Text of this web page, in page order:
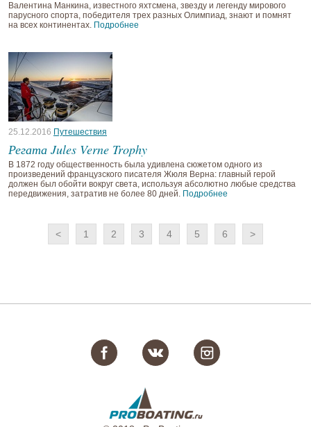
Валентина Манкина, известного яхтсмена, звезду и легенду мирового
парусного спорта, победителя трех разных Олимпиад, знают и помнят
на всех континентах. Подробнее
25.12.2016 Путешествия
Регата Jules Verne Trophy
В 1872 году общественность была удивлена сюжетом одного из
произведений французского писателя Жюля Верна: главный герой
должен был обойти вокруг света, используя абсолютно любые средства
передвижения, затратив не более 80 дней. Подробнее
< 1 2 3 4 5 6 >